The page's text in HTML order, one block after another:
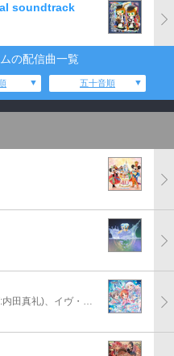
soundtrack
の配信曲一覧
五十音順
安部菜々(CV:三宅麻理恵)、神崎蘭子(CV:内田真礼)、イヴ・サンタクロース(CV:松永あかね)